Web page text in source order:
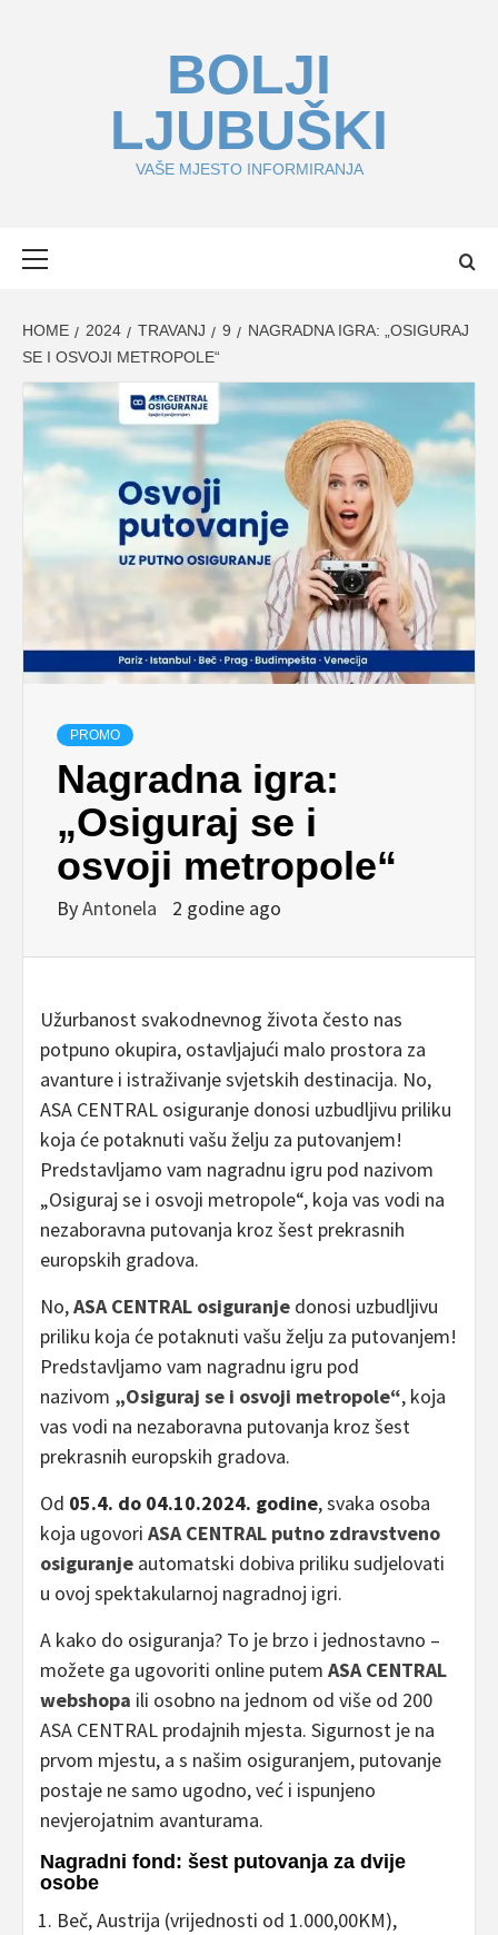
BOLJI
LJUBUŠKI
VAŠE MJESTO INFORMIRANJA
HOME 2024 TRAVANJ 9
NAGRADNA IGRA: „OSIGURAJ
SE I OSVOJI METROPOLE“
PROMO
Nagradna igra:
„Osiguraj se i
osvoji metropole“
ByAntonela 2 godine ago
Užurbanost svakodnevnog života često nas
potpuno okupira, ostavljajući malo prostora za
avanture i istraživanje svjetskih destinacija. No,
ASA CENTRAL osiguranje donosi uzbudljivu priliku
koja će potaknuti vašu želju za putovanjem!
Predstavljamo vam nagradnu igru pod nazivom
„Osiguraj se i osvoji metropole“, koja vas vodi na
nezaboravna putovanja kroz šest prekrasnih
europskih gradova.
No,ASA CENTRAL osiguranje donosi uzbudljivu
priliku koja će potaknuti vašu želju za putovanjem!
Predstavljamo vam nagradnu igru pod
nazivom „Osiguraj se i osvoji metropole“, koja
vas vodi na nezaboravna putovanja kroz šest
prekrasnih europskih gradova.
Od 05.4. do 04.10.2024. godine, svaka osoba
koja ugovori ASA CENTRAL putno zdravstveno
osiguranje automatski dobiva priliku sudjelovati
u ovoj spektakularnoj nagradnoj igri.
A kako do osiguranja? To je brzo i jednostavno –
možete ga ugovoriti online putem ASA CENTRAL
webshopa ili osobno na jednom od više od 200
ASA CENTRAL prodajnih mjesta. Sigurnost je na
prvom mjestu, a s našim osiguranjem, putovanje
postaje ne samo ugodno, već i ispunjeno
nevjerojatnim avanturama.
Nagradni fond: šest putovanja za dvije
osobe
Beč, Austrija (vrijednosti od 1.000,00KM),